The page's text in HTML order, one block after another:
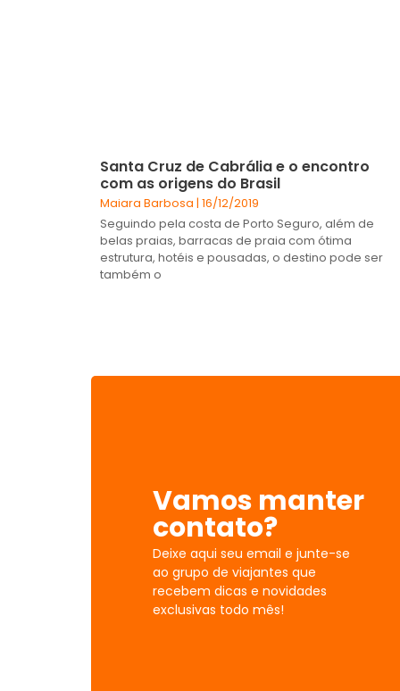
Santa Cruz de Cabrália e o encontro
com as origens do Brasil
Maiara Barbosa 16/12/2019
Seguindo pela costa de Porto Seguro, além de
belas praias, barracas de praia com ótima
estrutura, hotéis e pousadas, o destino pode ser
também o
Vamos manter
contato?
Deixe aqui seu email e junte-se
ao grupo de viajantes que
recebem dicas e novidades
exclusivas todo mês!